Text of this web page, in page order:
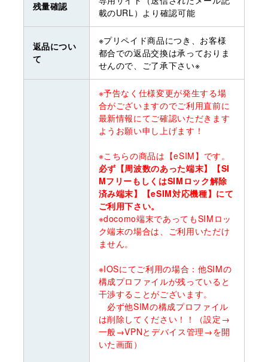
残量確認
載のURL）より確認可能
返品につい
て
※プリペイド商品につき、お客様
都合での返品交換は承っておりま
せんので、ご了承下さい※
※予告なく仕様変更が発生する場
合がございますのでご利用直前に
最新情報にてご確認いただきます
ようお願い申し上げます！
※こちらの商品は【eSIM】です。
必ず【周波数のあった端末】【SI
MフリーもしくはSIMロック解除
済み端末】【eSIM対応機種】にて
ご利用下さい。
※docomo端末であってもSIMロッ
ク端末の場合は、ご利用いただけ
ません。
※IOSにてご利用の場合：他SIMの
構成プロファイルが残っていると
干渉することがございます。
必ず他SIMの構成プロファイル
は削除してください！！（設定→
一般→VPNとデバイス管理→を開
いた画面）